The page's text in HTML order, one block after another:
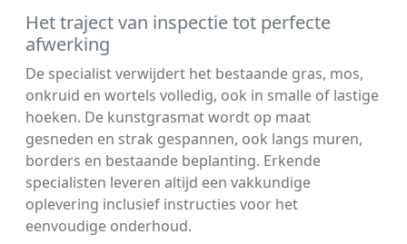
Het traject van inspectie tot perfecte
afwerking
De specialist verwijdert het bestaande gras, mos,
onkruid en wortels volledig, ook in smalle of lastige
hoeken. De kunstgrasmat wordt op maat
gesneden en strak gespannen, ook langs muren,
borders en bestaande beplanting. Erkende
specialisten leveren altijd een vakkundige
oplevering inclusief instructies voor het
eenvoudige onderhoud.